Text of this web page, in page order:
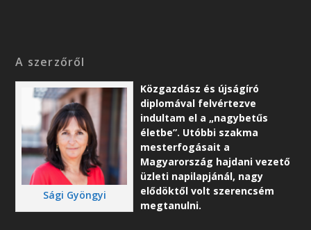
A szerzőről
Sági Gyöngyi
Közgazdász és újságíró
diplomával felvértezve
indultam el a „nagybetűs
életbe”. Utóbbi szakma
mesterfogásait a
Magyarország hajdani vezető
üzleti napilapjánál, nagy
elődöktől volt szerencsém
megtanulni.